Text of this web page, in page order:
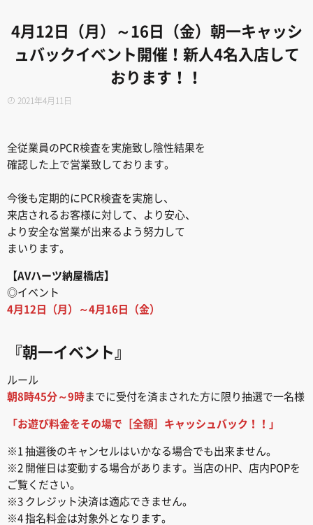
4月12日（月）～16日（金）朝一キャッシ
ュバックイベント開催！新人4名入店して
おります！！
2021年4月11日
全従業員のPCR検査を実施致し陰性結果を
確認した上で営業致しております。
今後も定期的にPCR検査を実施し、
来店されるお客様に対して、より安心、
より安全な営業が出来るよう努力して
まいります。
【AVハーツ納屋橋店】
◎イベント
4月12日（月）～4月16日（金）
『朝一イベント』
ルール
朝8時45分～9時までに受付を済まされた方に限り抽選で一名様
「お遊び料金をその場で［全額］キャッシュバック！！」
※1 抽選後のキャンセルはいかなる場合でも出来ません。
※2 開催日は変動する場合があります。当店のHP、店内POPを
ご覧ください。
※3 クレジット決済は適応できません。
※4 指名料金は対象外となります。